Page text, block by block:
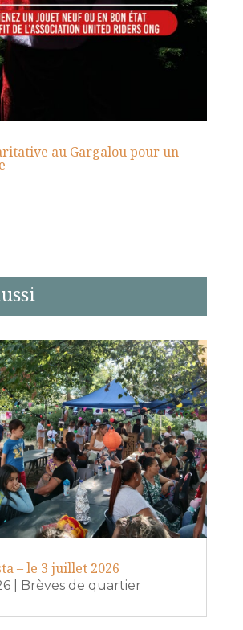
au Gargalou pour un
– le 3 juillet 2026
| Brèves de quartier